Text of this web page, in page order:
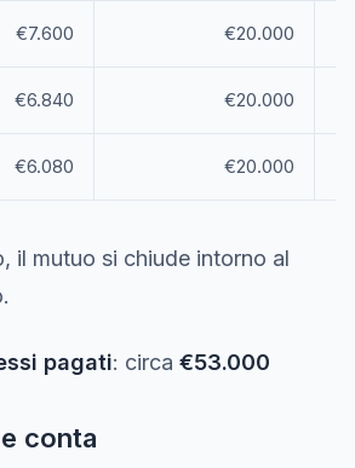
€7.600 €20.000
€6.840 €20.000
€6.080 €20.000
il mutuo si chiude intorno al
pagati: circa €53.000
conta